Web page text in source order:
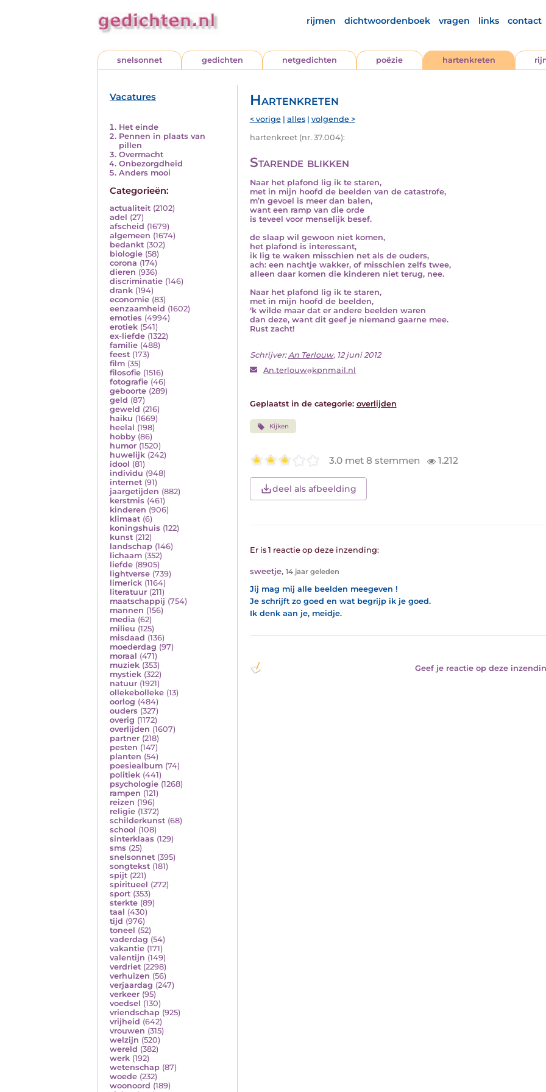
rijmen dichtwoordenboek vragen links contact
snelsonnet gedichten netgedichten poëzie hartenkreten
Vacatures
Het einde
Pennen in plaats van
pillen
Overmacht
Onbezorgdheid
Anders mooi
Categorieën:
actualiteit (2102)
adel (27)
afscheid (1679)
algemeen (1674)
bedankt (302)
biologie (58)
corona (174)
dieren (936)
discriminatie (146)
drank (194)
economie (83)
eenzaamheid (1602)
emoties (4994)
erotiek (541)
ex-liefde (1322)
familie (488)
feest (173)
film (35)
filosofie (1516)
fotografie (46)
geboorte (289)
geld (87)
geweld (216)
haiku (1669)
heelal (198)
hobby (86)
humor (1520)
huwelijk (242)
idool (81)
individu (948)
internet (91)
jaargetijden (882)
kerstmis (461)
kinderen (906)
klimaat (6)
koningshuis (122)
kunst (212)
landschap (146)
lichaam (352)
liefde (8905)
lightverse (739)
limerick (1164)
literatuur (211)
maatschappij (754)
mannen (156)
media (62)
milieu (125)
misdaad (136)
moederdag (97)
moraal (471)
muziek (353)
mystiek (322)
natuur (1921)
ollekebolleke (13)
oorlog (484)
ouders (327)
overig (1172)
overlijden (1607)
partner (218)
pesten (147)
planten (54)
poesiealbum (74)
politiek (441)
psychologie (1268)
rampen (121)
reizen (196)
religie (1372)
schilderkunst (68)
school (108)
sinterklaas (129)
sms (25)
snelsonnet (395)
songtekst (181)
spijt (221)
spiritueel (272)
sport (353)
sterkte (89)
taal (430)
tijd (976)
toneel (52)
vaderdag (54)
vakantie (171)
valentijn (149)
verdriet (2298)
verhuizen (56)
verjaardag (247)
verkeer (95)
voedsel (130)
vriendschap (925)
vrijheid (642)
vrouwen (315)
welzijn (520)
wereld (382)
werk (192)
wetenschap (87)
woede (232)
woonoord (189)
Hartenkreten
< vorige| alles| volgende >
hartenkreet (nr. 37.004):
Starende blikken
Naar het plafond lig ik te staren,
met in mijn hoofd de beelden van de catastrofe,
m’n gevoel is meer dan balen,
want een ramp van die orde
is teveel voor menselijk besef.
de slaap wil gewoon niet komen,
het plafond is interessant,
ik lig te waken misschien net als de ouders,
ach: een nachtje wakker, of misschien zelfs twee,
alleen daar komen die kinderen niet terug, nee.
Naar het plafond lig ik te staren,
met in mijn hoofd de beelden,
‘k wilde maar dat er andere beelden waren
dan deze, want dit geef je niemand gaarne mee.
Rust zacht!
Schrijver: An Terlouw, 12 juni 2012
An.terlouw kpnmail.nl
Geplaatst in de categorie: overlijden
Kijken
3.0 met 8 stemmen 1.212
deel als afbeelding
Er is 1 reactie op deze inzending:
sweetje, 14 jaar geleden
Jij mag mij alle beelden meegeven !
Je schrijft zo goed en wat begrijp ik je goed.
Ik denk aan je, meidje.
Geef je reactie op deze